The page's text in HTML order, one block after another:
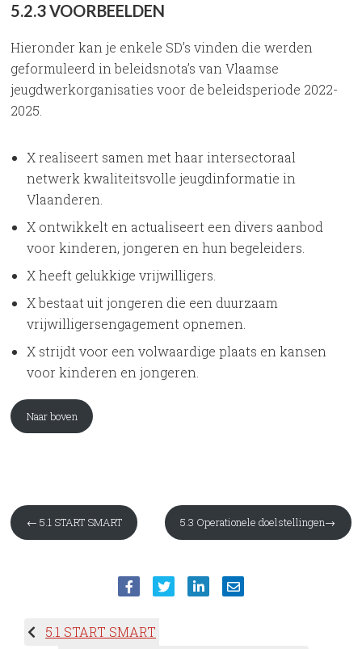
5.2.3 VOORBEELDEN
Hieronder kan je enkele SD’s vinden die werden
geformuleerd in beleidsnota’s van Vlaamse
jeugdwerkorganisaties voor de beleidsperiode 2022-
2025.
X realiseert samen met haar intersectoraal
netwerk kwaliteitsvolle jeugdinformatie in
Vlaanderen.
X ontwikkelt en actualiseert een divers aanbod
voor kinderen, jongeren en hun begeleiders.
X heeft gelukkige vrijwilligers.
X bestaat uit jongeren die een duurzaam
vrijwilligersengagement opnemen.
X strijdt voor een volwaardige plaats en kansen
voor kinderen en jongeren.
Naar boven
← 5.1 START SMART 5.3 Operationele doelstellingen→
5.1 START SMART